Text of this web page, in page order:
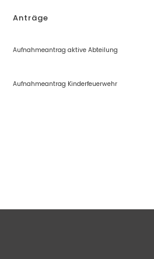
Anträge
Aufnahmeantrag aktive Abteilung
Aufnahmeantrag Kinderfeuerwehr